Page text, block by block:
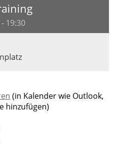
19:30
(in Kalender wie Outlook,
hinzufügen)